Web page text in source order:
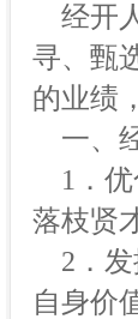
经开
寻、甄
的业绩
一、
1．优
落枝贤
2．发
自身价